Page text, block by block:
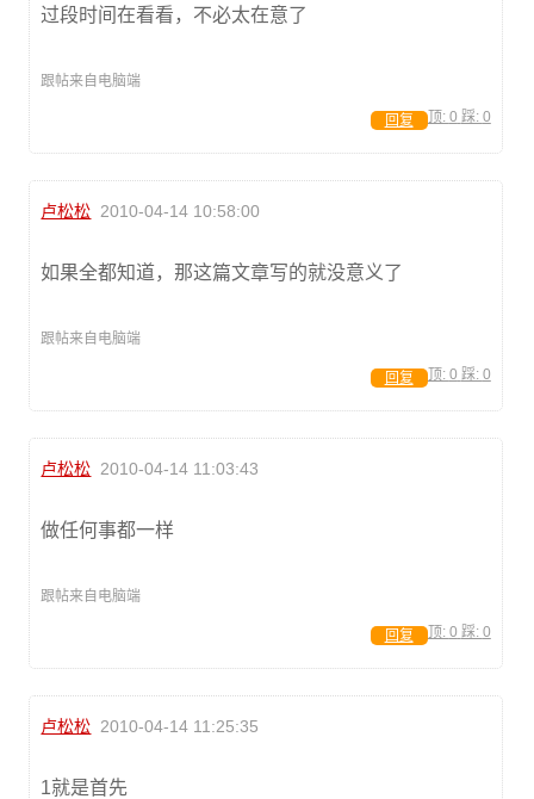
过段时间在看看，不必太在意了
跟帖来自电脑端
顶: 0 踩: 0
回复
卢松松 2010-04-14 10:58:00
如果全都知道，那这篇文章写的就没意义了
跟帖来自电脑端
顶: 0 踩: 0
回复
卢松松 2010-04-14 11:03:43
做任何事都一样
跟帖来自电脑端
顶: 0 踩: 0
回复
卢松松 2010-04-14 11:25:35
1就是首先